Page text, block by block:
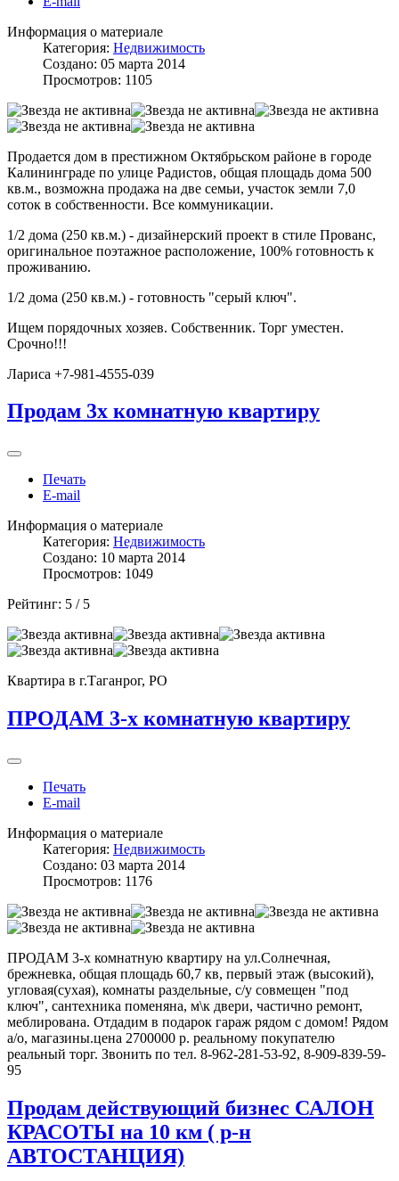
Информация о материале
Категория: Недвижимость
Создано: 05 марта 2014
Просмотров: 1105
Продается дом в престижном Октябрьском районе в городе
Калининграде по улице Радистов, общая площадь дома 500
кв.м., возможна продажа на две семьи, участок земли 7,0
соток в собственности. Все коммуникации.
1/2 дома (250 кв.м.) - дизайнерский проект в стиле Прованс,
оригинальное поэтажное расположение, 100% готовность к
проживанию.
1/2 дома (250 кв.м.) - готовность "серый ключ".
Ищем порядочных хозяев. Собственник. Торг уместен.
Срочно!!!
Лариса +7-981-4555-039
Продам 3х комнатную квартиру
Печать
E-mail
Информация о материале
Категория: Недвижимость
Создано: 10 марта 2014
Просмотров: 1049
Рейтинг: 5 / 5
Квартира в г.Таганрог, РО
ПРОДАМ 3-х комнатную квартиру
Печать
E-mail
Информация о материале
Категория: Недвижимость
Создано: 03 марта 2014
Просмотров: 1176
ПРОДАМ 3-х комнатную квартиру на ул.Солнечная,
брежневка, общая площадь 60,7 кв, первый этаж (высокий),
угловая(сухая), комнаты раздельные, с/у совмещен "под
ключ", сантехника поменяна, м\к двери, частично ремонт,
меблирована. Отдадим в подарок гараж рядом с домом! Рядом
а/о, магазины.цена 2700000 р. реальному покупателю
реальный торг. Звонить по тел. 8-962-281-53-92, 8-909-839-59-
95
Продам действующий бизнес САЛОН
КРАСОТЫ на 10 км ( р-н
АВТОСТАНЦИЯ)